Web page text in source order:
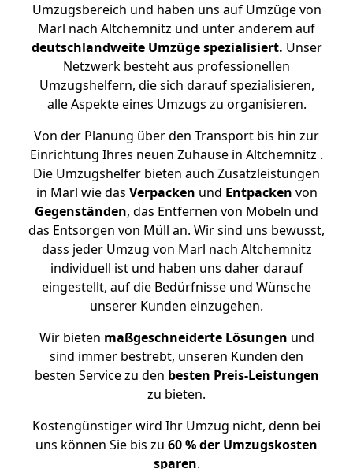
Umzugsbereich und haben uns auf Umzüge von
Marl nach Altchemnitz und unter anderem auf
deutschlandweite Umzüge spezialisiert. Unser
Netzwerk besteht aus professionellen
Umzugshelfern, die sich darauf spezialisieren,
alle Aspekte eines Umzugs zu organisieren.
Von der Planung über den Transport bis hin zur
Einrichtung Ihres neuen Zuhause in Altchemnitz .
Die Umzugshelfer bieten auch Zusatzleistungen
in Marl wie das Verpacken und Entpacken von
Gegenständen, das Entfernen von Möbeln und
das Entsorgen von Müll an. Wir sind uns bewusst,
dass jeder Umzug von Marl nach Altchemnitz
individuell ist und haben uns daher darauf
eingestellt, auf die Bedürfnisse und Wünsche
unserer Kunden einzugehen.
Wir bieten maßgeschneiderte Lösungen und
sind immer bestrebt, unseren Kunden den
besten Service zu den besten Preis-Leistungen
zu bieten.
Kostengünstiger wird Ihr Umzug nicht, denn bei
uns können Sie bis zu 60 % der Umzugskosten
sparen.